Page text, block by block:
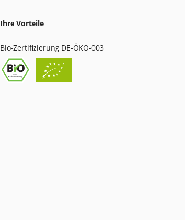
Ihre Vorteile
Bio-Zertifizierung DE-ÖKO-003